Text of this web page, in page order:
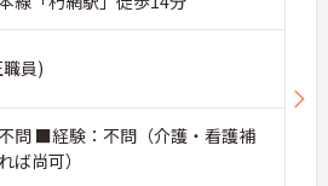
員)
問 ■経験：不問（介護・看護補
ば尚可）